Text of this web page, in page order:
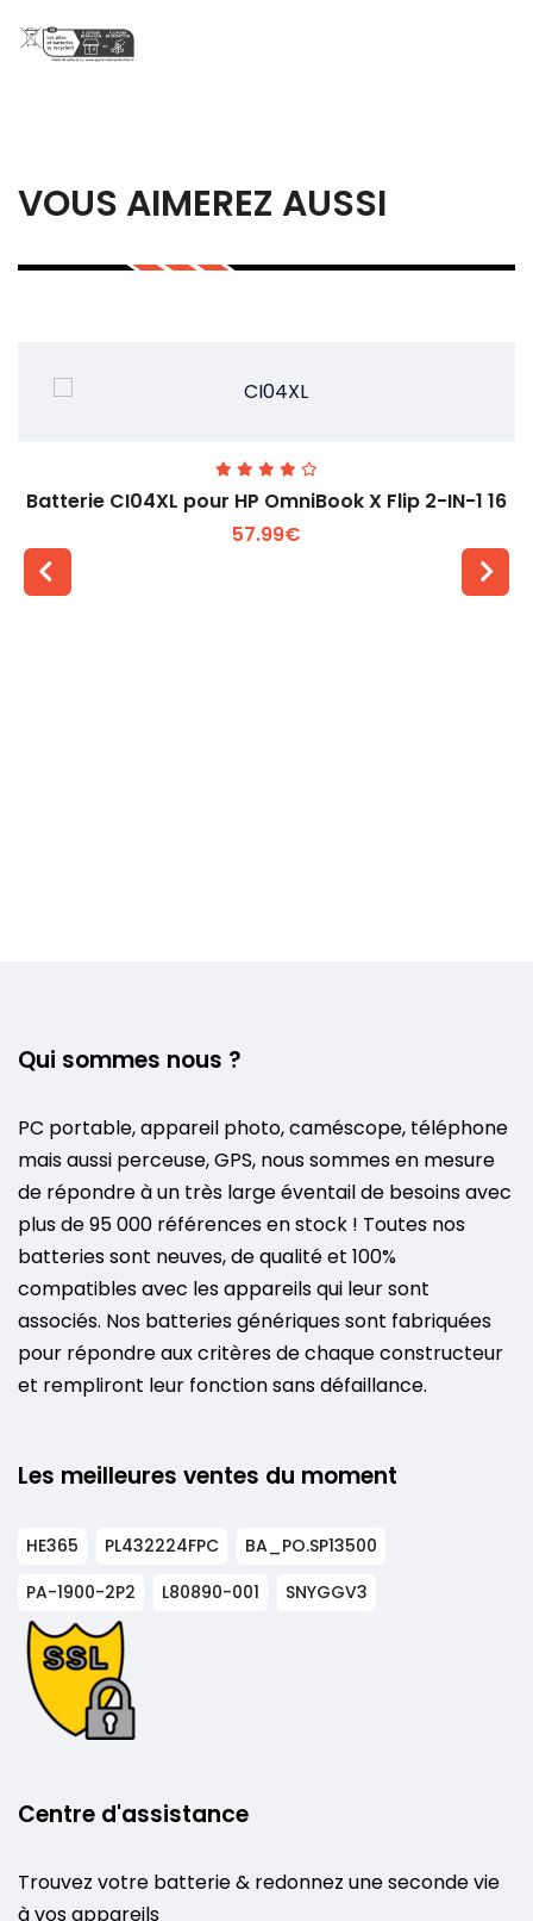
VOUS AIMEREZ AUSSI
Batterie CI04XL pour HP OmniBook X Flip 2-IN-1 16
57.99€
Qui sommes nous ?
PC portable, appareil photo, caméscope, téléphone
mais aussi perceuse, GPS, nous sommes en mesure
de répondre à un très large éventail de besoins avec
plus de 95 000 références en stock ! Toutes nos
batteries sont neuves, de qualité et 100%
compatibles avec les appareils qui leur sont
associés. Nos batteries génériques sont fabriquées
pour répondre aux critères de chaque constructeur
et rempliront leur fonction sans défaillance.
Les meilleures ventes du moment
HE365 PL432224FPC
BA_PO.SP13500
PA-1900-2P2
L80890-001 SNYGGV3
Centre d'assistance
Trouvez votre batterie & redonnez une seconde vie
à vos appareils